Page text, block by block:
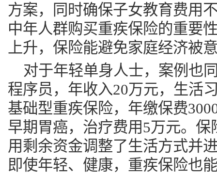
方案，同时确保子女教育费用
中年人群购买重疾保险的重要
上升，保险能避免家庭经济被
对于年轻单身人士，案例也
程序员，年收入20万元，生活
基础型重疾保险，年缴保费
早期胃癌，治疗费用5万元。
用剩余资金调整了生活方式并
即使年轻、健康，重疾保险也